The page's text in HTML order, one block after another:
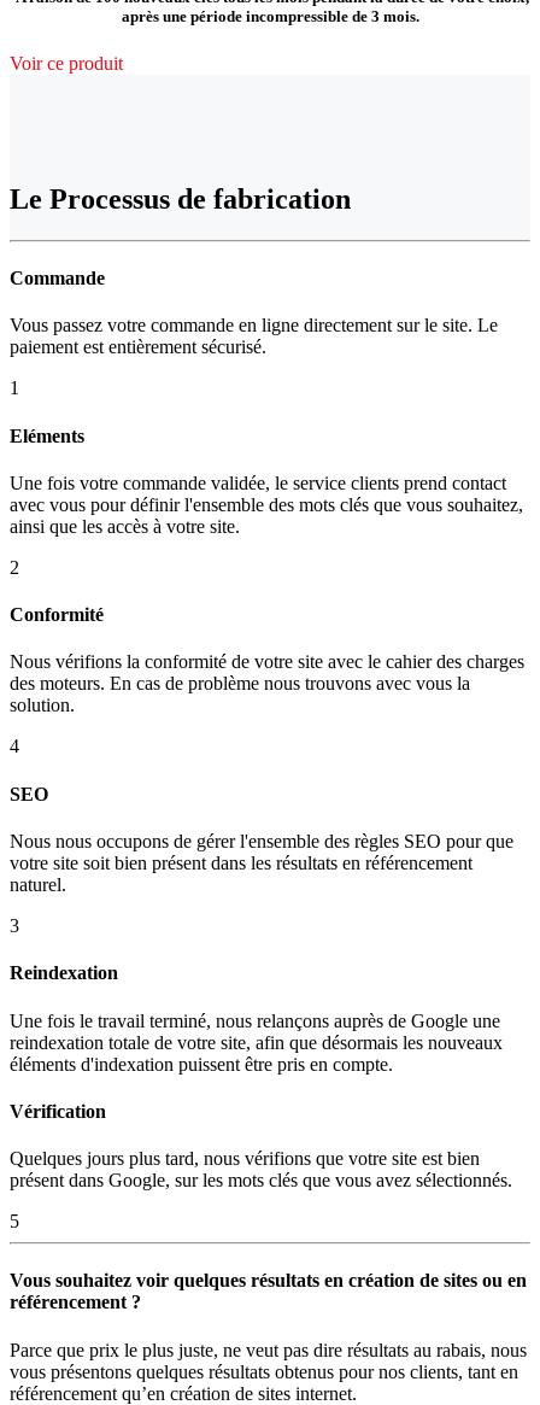
après une période incompressible de 3 mois.
Voir ce produit
Le Processus de fabrication
Commande
Vous passez votre commande en ligne directement sur le site. Le
paiement est entièrement sécurisé.
1
Eléments
Une fois votre commande validée, le service clients prend contact
avec vous pour définir l'ensemble des mots clés que vous souhaitez,
ainsi que les accès à votre site.
2
Conformité
Nous vérifions la conformité de votre site avec le cahier des charges
des moteurs. En cas de problème nous trouvons avec vous la
solution.
4
SEO
Nous nous occupons de gérer l'ensemble des règles SEO pour que
votre site soit bien présent dans les résultats en référencement
naturel.
3
Reindexation
Une fois le travail terminé, nous relançons auprès de Google une
reindexation totale de votre site, afin que désormais les nouveaux
éléments d'indexation puissent être pris en compte.
Vérification
Quelques jours plus tard, nous vérifions que votre site est bien
présent dans Google, sur les mots clés que vous avez sélectionnés.
5
Vous souhaitez voir quelques résultats en création de sites ou en
référencement ?
Parce que prix le plus juste, ne veut pas dire résultats au rabais, nous
vous présentons quelques résultats obtenus pour nos clients, tant en
référencement qu’en création de sites internet.